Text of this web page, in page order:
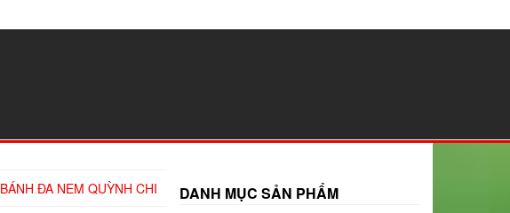
BÁNH ĐA NEM QUỲNH CHI DANH MỤC SẢN PHẨM